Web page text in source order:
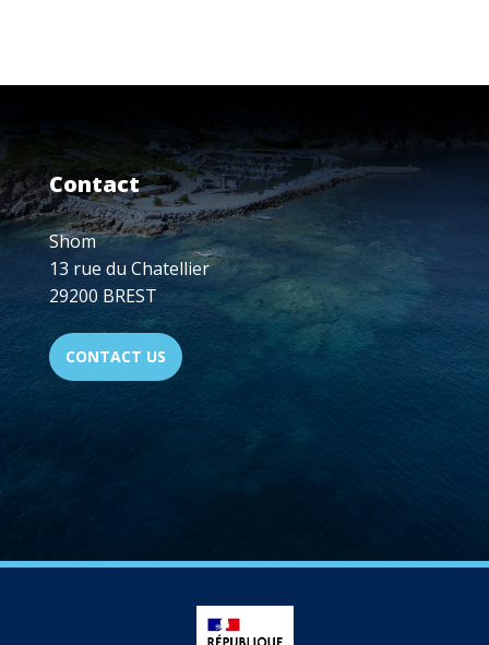
Contact
Shom
13 rue du Chatellier
29200 BREST
CONTACT US